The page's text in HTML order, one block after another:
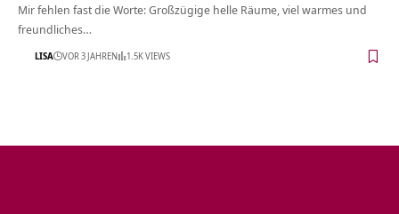
Mir fehlen fast die Worte: Großzügige helle Räume, viel warmes und
freundliches…
LISA VOR 3 JAHREN 1.5K VIEWS